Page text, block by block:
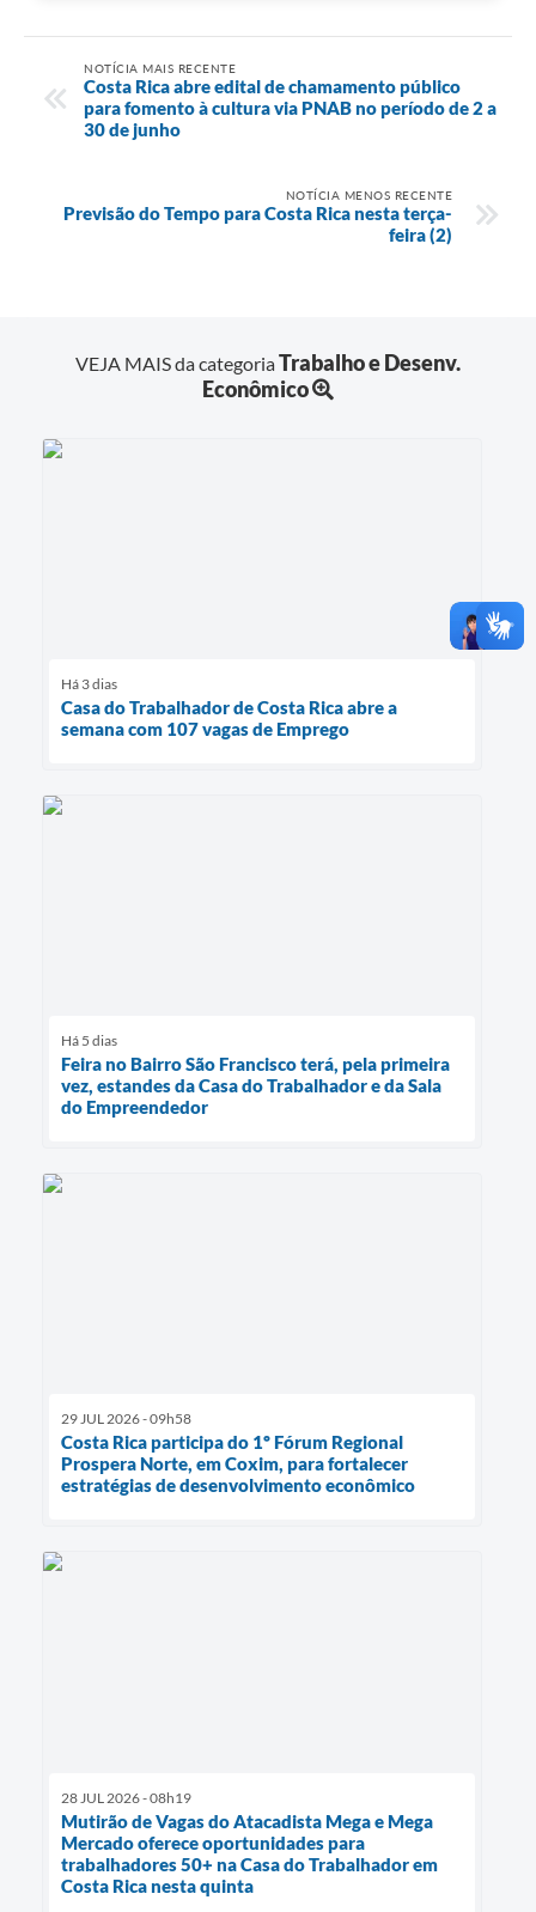
NOTÍCIA MAIS RECENTE
Costa Rica abre edital de chamamento público
para fomento à cultura via PNAB no período de 2 a
30 de junho
NOTÍCIA MENOS RECENTE
Previsão do Tempo para Costa Rica nesta terça-
feira (2)
VEJA MAIS da categoriaTrabalho e Desenv.
Econômico
Há 3 dias
Casa do Trabalhador de Costa Rica abre a
semana com 107 vagas de Emprego
Há 5 dias
Feira no Bairro São Francisco terá, pela primeira
vez, estandes da Casa do Trabalhador e da Sala
do Empreendedor
29 JUL 2026 - 09h58
Costa Rica participa do 1º Fórum Regional
Prospera Norte, em Coxim, para fortalecer
estratégias de desenvolvimento econômico
28 JUL 2026 - 08h19
Mutirão de Vagas do Atacadista Mega e Mega
Mercado oferece oportunidades para
trabalhadores 50+ na Casa do Trabalhador em
Costa Rica nesta quinta